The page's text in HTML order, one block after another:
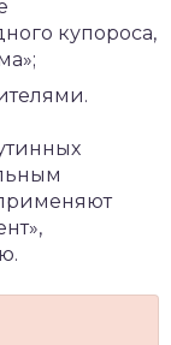
купороса,